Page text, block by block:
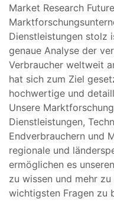
Market Research
Dienstleistungen stolz
genaue Analyse der
Verbraucher weltweit
hat sich zum Ziel
hochwertige und
Unsere
Dienstleistungen,
Endverbrauchern und
regionale und
ermöglichen es
zu wissen und mehr
wichtigsten Fragen zu